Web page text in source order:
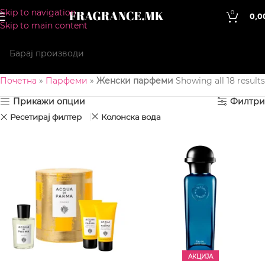
Skip to navigation
Skip to main content
0
Почетна » Парфеми » Женски парфеми Showing all 18 results
Прикажи опции
Филтри
Ресетирај филтер Колонска вода
АКЦИЈА